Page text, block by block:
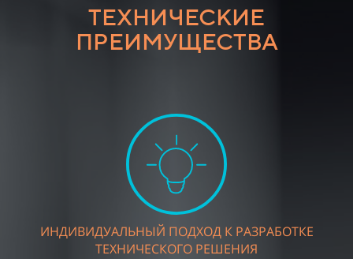
ТЕХНИЧЕСКИЕ
ПРЕИМУЩЕСТВА
ИНДИВИДУАЛЬНЫЙ ПОДХОД К РАЗРАБОТКЕ
ТЕХНИЧЕСКОГО РЕШЕНИЯ